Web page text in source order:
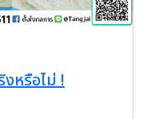
หรือไม่ !